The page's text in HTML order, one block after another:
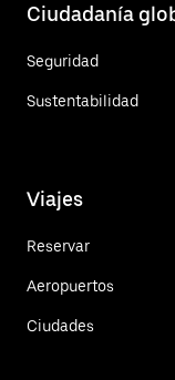
Ciudadanía
Seguridad
Sustentabilidad
Viajes
Reservar
Aeropuertos
Ciudades